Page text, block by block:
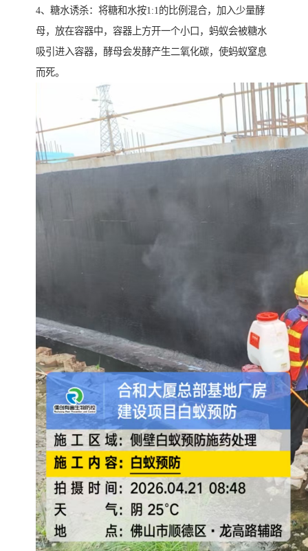
4、糖水诱杀：将糖和水按1:1的比例混合，加入少量酵
母，放在容器中，容器上方开一个小口，蚂蚁会被糖水
吸引进入容器，酵母会发酵产生二氧化碳，使蚂蚁窒息
而死。